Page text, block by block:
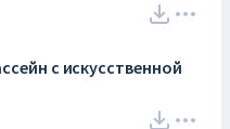
с искусственной